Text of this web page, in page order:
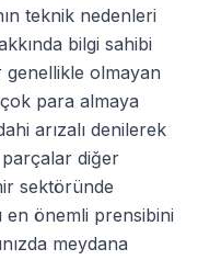
teknik nedenleri
bilgi sahibi
olmayan
çok para almaya
arızalı denilerek
diğer
sektöründe
önemli prensibini
meydana